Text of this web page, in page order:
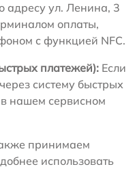
адресу ул. Ленина, 3
оплаты,
с функцией NFC.
платежей): Если
систему быстрых
нашем сервисном
принимаем
использовать